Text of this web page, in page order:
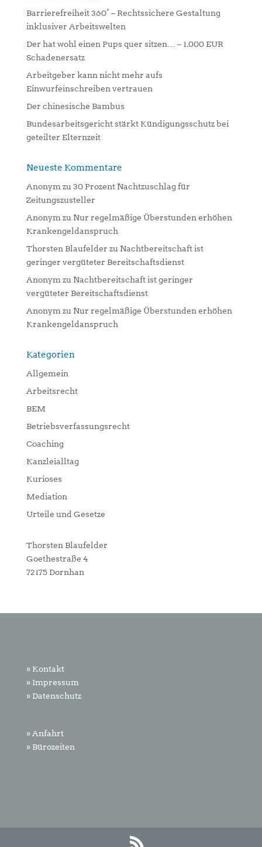
v
e
:
Barrierefreiheit 360° – Rechtssichere Gestaltung
inklusiver Arbeitswelten
Der hat wohl einen Pups quer sitzen… – 1.000 EUR
Schadenersatz
Arbeitgeber kann nicht mehr aufs
Einwurfeinschreiben vertrauen
Der chinesische Bambus
Bundesarbeitsgericht stärkt Kündigungsschutz bei
geteilter Elternzeit
Neueste Kommentare
Anonym zu 30 Prozent Nachtzuschlag für
Zeitungszusteller
Anonym zu Nur regelmäßige Überstunden erhöhen
Krankengeldanspruch
Thorsten Blaufelder zu Nachtbereitschaft ist
geringer vergüteter Bereitschaftsdienst
Anonym zu Nachtbereitschaft ist geringer
vergüteter Bereitschaftsdienst
Anonym zu Nur regelmäßige Überstunden erhöhen
Krankengeldanspruch
Kategorien
Allgemein
Arbeitsrecht
BEM
Betriebsverfassungsrecht
Coaching
Kanzleialltag
Kurioses
Mediation
Urteile und Gesetze
Thorsten Blaufelder
Goethestraße 4
72175 Dornhan
» Kontakt
» Impressum
» Datenschutz
» Anfahrt
» Bürozeiten